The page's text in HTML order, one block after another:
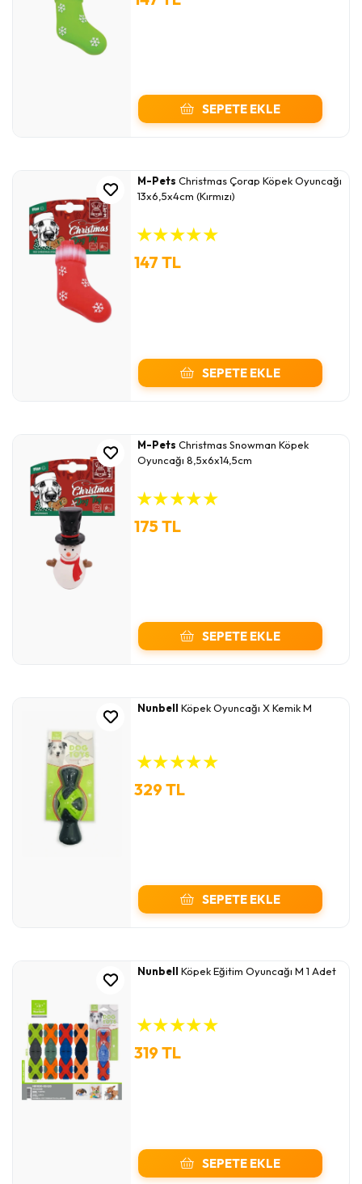
SEPETE EKLE
M-Pets Christmas Çorap Köpek Oyuncağı
13x6,5x4cm (Kırmızı)
★★★★★
147 TL
SEPETE EKLE
M-Pets Christmas Snowman Köpek
Oyuncağı 8,5x6x14,5cm
★★★★★
175 TL
SEPETE EKLE
Nunbell Köpek Oyuncağı X Kemik M
★★★★★
329 TL
SEPETE EKLE
Nunbell Köpek Eğitim Oyuncağı M 1 Adet
★★★★★
319 TL
SEPETE EKLE